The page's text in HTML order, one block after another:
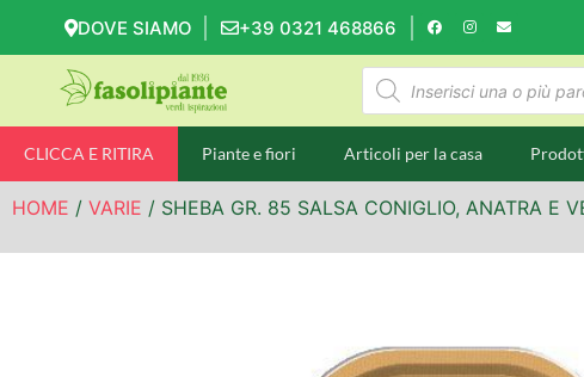
DOVE SIAMO +39 0321 468866
CLICCA E RITIRA Piante e fiori Articoli per la casa
HOME / VARIE / SHEBA GR. 85 SALSA CONIGLIO, ANATRA E